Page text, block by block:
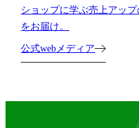
ショップに学ぶ売上アッ
をお届け。
公式webメディア